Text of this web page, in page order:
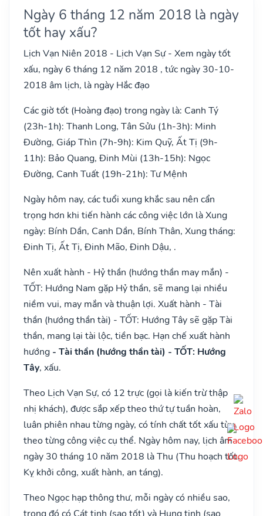
Ngày 6 tháng 12 năm 2018 là ngày
tốt hay xấu?
Lịch Vạn Niên 2018 - Lịch Vạn Sự - Xem ngày tốt
xấu, ngày 6 tháng 12 năm 2018 , tức ngày 30-10-
2018 âm lịch, là ngày Hắc đạo
Các giờ tốt (Hoàng đạo) trong ngày là: Canh Tý
(23h-1h): Thanh Long, Tân Sửu (1h-3h): Minh
Đường, Giáp Thìn (7h-9h): Kim Quỹ, Ất Tị (9h-
11h): Bảo Quang, Đinh Mùi (13h-15h): Ngọc
Đường, Canh Tuất (19h-21h): Tư Mệnh
Ngày hôm nay, các tuổi xung khắc sau nên cẩn
trọng hơn khi tiến hành các công việc lớn là Xung
ngày: Bính Dần, Canh Dần, Bính Thân, Xung tháng:
Đinh Tị, Ất Tị, Đinh Mão, Đinh Dậu, .
Nên xuất hành - Hỷ thần (hướng thần may mắn) -
TỐT: Hướng Nam gặp Hỷ thần, sẽ mang lại nhiều
niềm vui, may mắn và thuận lợi. Xuất hành - Tài
thần (hướng thần tài) - TỐT: Hướng Tây sẽ gặp Tài
thần, mang lại tài lộc, tiền bạc. Hạn chế xuất hành
hướng - Tài thần (hướng thần tài) - TỐT: Hướng
Tây, xấu.
Theo Lịch Vạn Sự, có 12 trực (gọi là kiến trừ thập
nhị khách), được sắp xếp theo thứ tự tuần hoàn,
luân phiên nhau từng ngày, có tính chất tốt xấu tùy
theo từng công việc cụ thể. Ngày hôm nay, lịch âm
ngày 30 tháng 10 năm 2018 là Thu (Thu hoạch tốt.
Kỵ khởi công, xuất hành, an táng).
Theo Ngọc hạp thông thư, mỗi ngày có nhiều sao,